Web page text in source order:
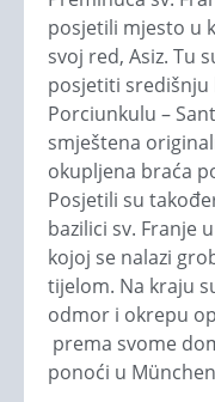
posjetili mjesto u
svoj red, Asiz. Tu
posjetiti središnju
Porciunkulu –
smještena
okupljena braća
Posjetili su
bazilici sv. Franje
kojoj se nalazi
tijelom. Na kraju
odmor i okrepu
prema svome
ponoći u